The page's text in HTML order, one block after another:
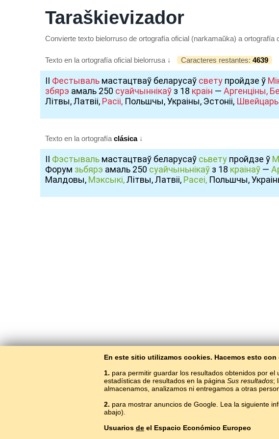
Taraškievizador
Convierte texto bielorruso de ortografía oficial (narkamaŭka) a ortografía
Texto en la ortografía oficial bielorrusa ↓ Caracteres restantes: 4639
ІІ Фестываль мастацтваў беларусаў свету пройдзе ў
збярэ амаль 250 суайчыннікаў з 18 краін — Аргенціны,
Літвы, Латвіі, Расіі, Польшчы, Украіны, Эстоніі,
Texto en la ortografía clásica↓
ІІ Фэстываль мастацтваў беларусаў сьвету пройдзе ў
Форум зьбярэ амаль 250 суайчыньнікаў з 18 краінаў —
Малдовы, Мэксыкі,Літвы, Латвіі, Расеі, Польшчы,
En este sitio utilizamos cookies. Hacemos esto
1. para permitir guardar los resultados obtenidos por el
estadísticas de resultados en la página Sus resultados;
almacenamos, analizamos ni entregamos a otras
2. para mostrar anuncios de Google. Lea la siguiente
abajo).
Usuarios de el Espacio Económico Europeo